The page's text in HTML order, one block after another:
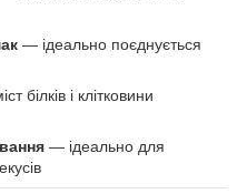
— ідеально поєднується
білків і клітковини
— ідеально для